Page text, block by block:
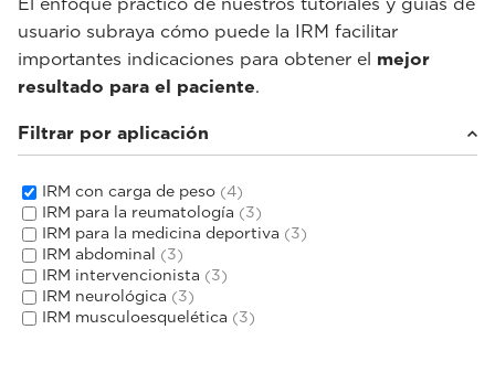
usuario subraya cómo puede la IRM facilitar
importantes indicaciones para obtener el mejor
resultado para el paciente.
Filtrar por aplicación
IRM con carga de peso (4)
IRM para la reumatología (3)
IRM para la medicina deportiva (3)
IRM abdominal (3)
IRM intervencionista (3)
IRM neurológica (3)
IRM musculoesquelética (3)